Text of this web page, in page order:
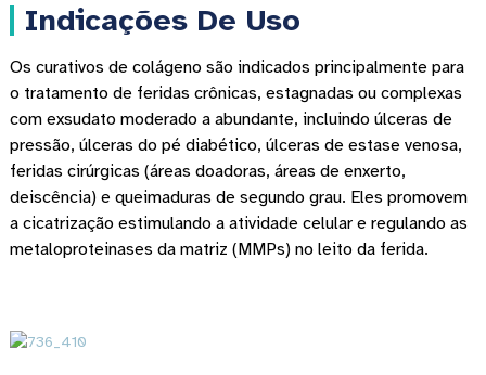
Indicações De Uso
Os curativos de colágeno são indicados principalmente para
o tratamento de feridas crônicas, estagnadas ou complexas
com exsudato moderado a abundante, incluindo úlceras de
pressão, úlceras do pé diabético, úlceras de estase venosa,
feridas cirúrgicas (áreas doadoras, áreas de enxerto,
deiscência) e queimaduras de segundo grau. Eles promovem
a cicatrização estimulando a atividade celular e regulando as
metaloproteinases da matriz (MMPs) no leito da ferida.